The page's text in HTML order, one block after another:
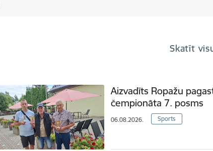
Skatīt
Aizvadīts Ropažu
čempionāta 7. posms
06.08.2026. Sports